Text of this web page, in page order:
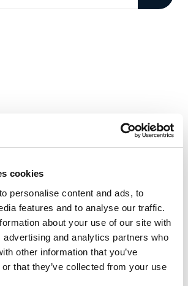
cookies
personalise content and ads, to
features and to analyse our traffic.
about your use of our site with
advertising and analytics partners who
other information that you’ve
that they’ve collected from your use